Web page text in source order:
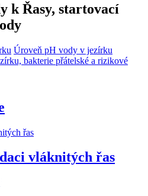
k Řasy, startovací
Úroveň pH vody v jezírku
bakterie přátelské a rizikové
vláknitých řas